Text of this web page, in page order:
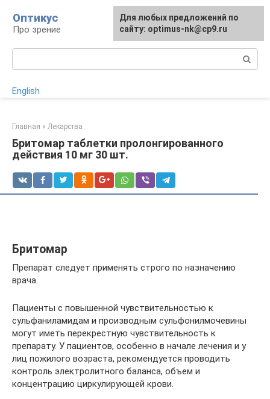
контенту
Оптикус
Про зрение
English
Главная » Лекарства
Бритомар таблетки пролонгированного
действия 10 мг 30 шт.
Бритомар
Препарат следует применять строго по назначению
врача.
Пациенты с повышенной чувствительностью к
сульфаниламидам и производным сульфонилмочевины
могут иметь перекрестную чувствительность к
препарату. У пациентов, особенно в начале лечения и у
лиц пожилого возраста, рекомендуется проводить
контроль электролитного баланса, объем и
концентрацию циркулирующей крови.
Для любых предложений по
сайту: optimus-nk@cp9.ru